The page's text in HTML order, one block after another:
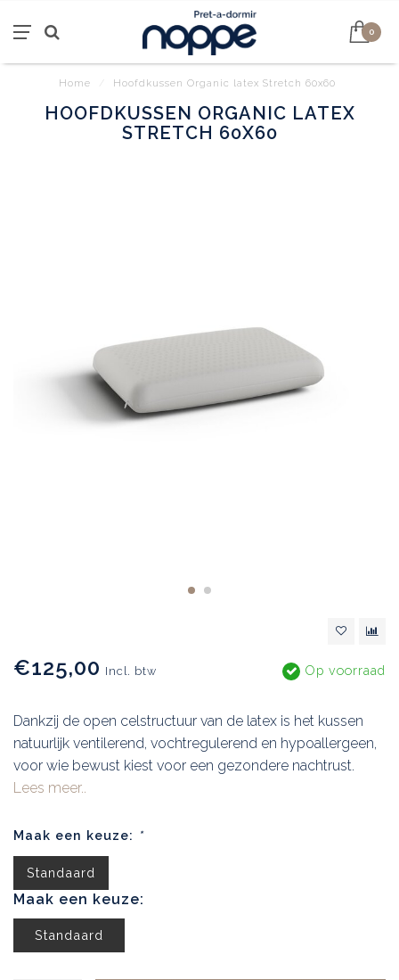
0
Home Hoofdkussen Organic latex Stretch 60x60
HOOFDKUSSEN ORGANIC LATEX
STRETCH 60X60
€125,00 Incl. btw Op voorraad
Dankzij de open celstructuur van de latex is het kussen
natuurlijk ventilerend, vochtregulerend en hypoallergeen,
voor wie bewust kiest voor een gezondere nachtrust.
Lees meer..
Maak een keuze: *
Standaard
Maak een keuze:
Standaard